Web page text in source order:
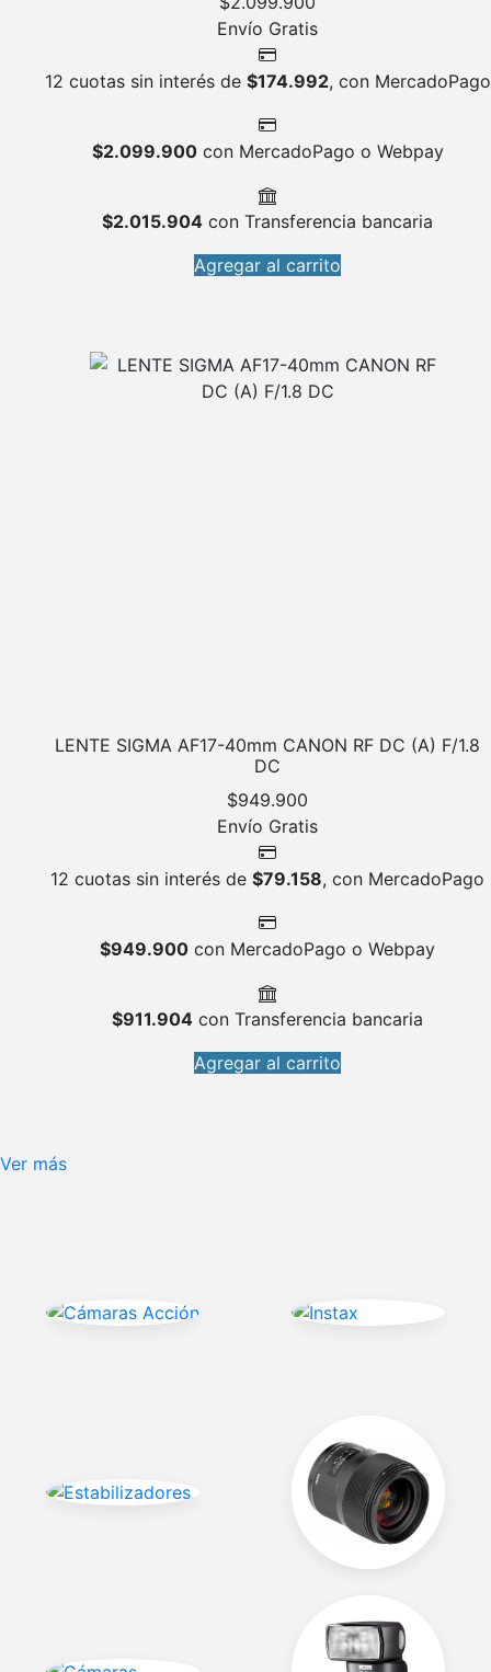
Envío Gratis
12 cuotas sin interés de $174.992, con MercadoPago
$2.099.900con MercadoPago o Webpay
$2.015.904 con Transferencia bancaria
Agregar al carrito
LENTE SIGMA AF17-40mm CANON RF DC (A) F/1.8
DC
$949.900
Envío Gratis
12 cuotas sin interés de $79.158, con MercadoPago
$949.900 con MercadoPago o Webpay
$911.904 con Transferencia bancaria
Agregar al carrito
Ver más